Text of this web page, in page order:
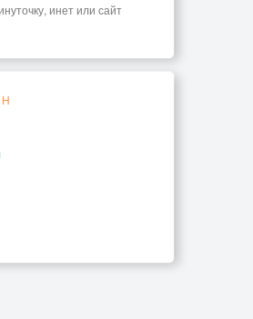
инет или сайт